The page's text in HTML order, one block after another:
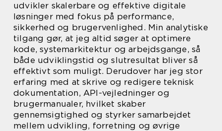
udvikler skalerbare og effektive digitale
løsninger med fokus på performance,
sikkerhed og brugervenlighed. Min analytiske
tilgang gør, at jeg altid søger at optimere
kode, systemarkitektur og arbejdsgange, så
både udviklingstid og slutresultat bliver så
effektivt som muligt. Derudover har jeg stor
erfaring med at skrive og redigere teknisk
dokumentation, API-vejledninger og
brugermanualer, hvilket skaber
gennemsigtighed og styrker samarbejdet
mellem udvikling, forretning og øvrige